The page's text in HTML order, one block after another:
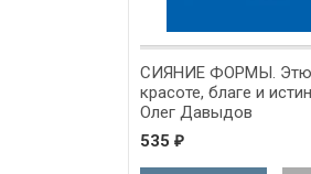
СИЯНИЕ ФОРМЫ.
красоте, благе и
Олег Давыдов
535 ₽